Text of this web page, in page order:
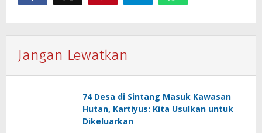
Jangan Lewatkan
74 Desa di Sintang Masuk Kawasan
Hutan, Kartiyus: Kita Usulkan untuk
Dikeluarkan